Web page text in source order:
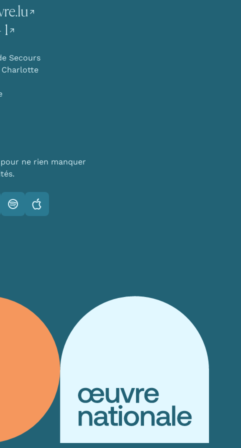
analyse our
and
Allow all
Secours
Charlotte
ne rien manquer
SpotifyApple